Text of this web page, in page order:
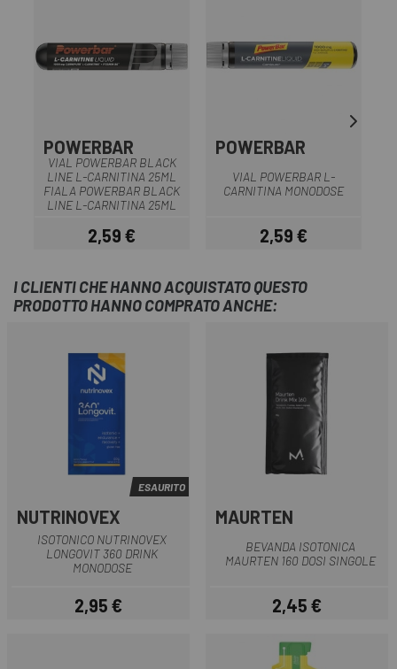
POWERBAR
VIAL POWERBAR BLACK
LINE L-CARNITINA 25ML
FIALA POWERBAR BLACK
LINE L-CARNITINA 25ML
Prezzo
2,59 €
POWERBAR
VIAL POWERBAR L-
CARNITINA MONODOSE
Prezzo
2,59 €
I CLIENTI CHE HANNO ACQUISTATO QUESTO
PRODOTTO HANNO COMPRATO ANCHE:
ESAURITO
NUTRINOVEX
ISOTONICO NUTRINOVEX
LONGOVIT 360 DRINK
MONODOSE
Prezzo
2,95 €
MAURTEN
BEVANDA ISOTONICA
MAURTEN 160 DOSI SINGOLE
Prezzo
2,45 €